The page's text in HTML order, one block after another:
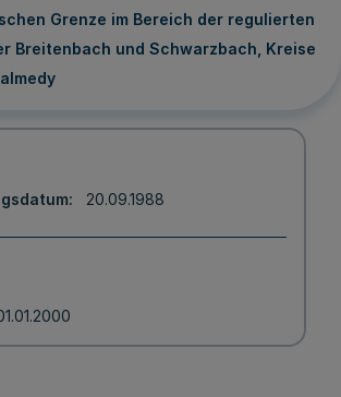
Grenze im Bereich der regulierten
Breitenbach und Schwarzbach, Kreise
20.09.1988